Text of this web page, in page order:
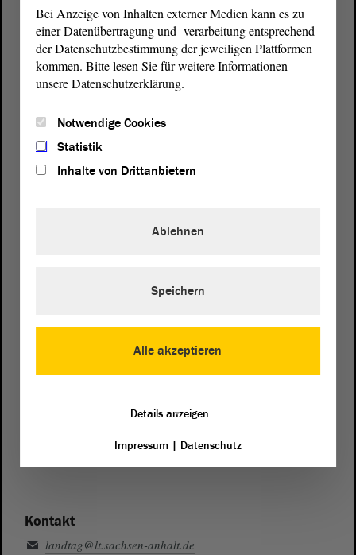
Postanschrift
Landtagvon Sachsen-Anhalt
Domplatz 6–9
Presse- und Öffentlichkeitsarbeit
Kontakt
landtag@lt.sachsen-anhalt.de
Bei Anzeige von Inhalten externer Medien kann es zu
einer Datenübertragung und -verarbeitung entsprechend
der Datenschutzbestimmung der jeweiligen Plattformen
kommen. Bitte lesen Sie für weitere Informationen
unsere Datenschutzerklärung.
Notwendige Cookies
Statistik
Inhalte von Drittanbietern
Alle akzeptieren
Ablehnen
Speichern
Details anzeigen
Impressum| Datenschutz